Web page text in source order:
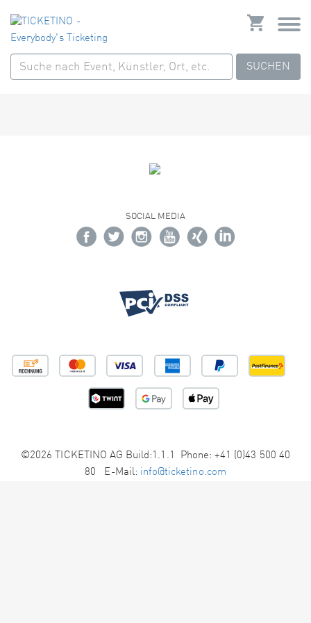
SUCHEN
SOCIAL MEDIA
©2026 TICKETINO AG Build:1.1.1 Phone: +41 (0)43 500 40
80 E-Mail: info@ticketino.com